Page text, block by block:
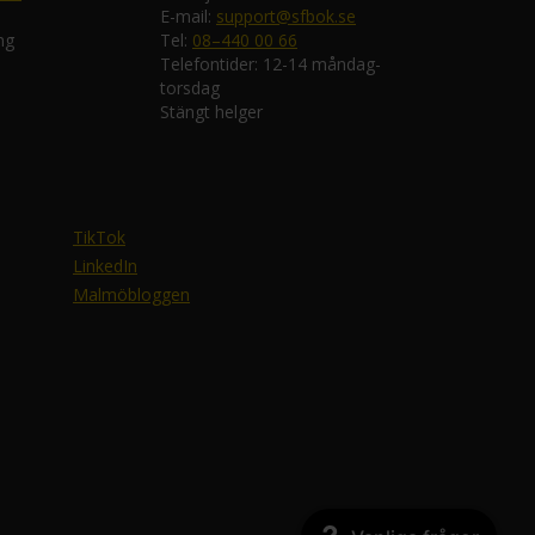
E-mail: support@sfbok.se
Tel: 08–440 00 66
Telefontider: 12-14 måndag-
torsdag
Stängt helger
TikTok
LinkedIn
Malmöbloggen